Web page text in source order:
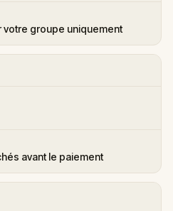
votre groupe uniquement
avant le paiement